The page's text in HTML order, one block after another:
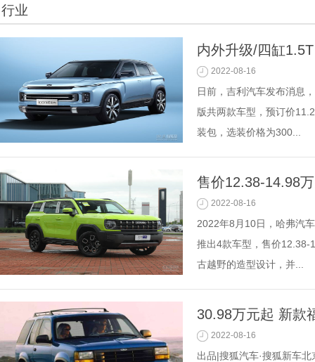
行业
内外升级/四缸
2022-08-16
日前，吉利汽车发布消息
版共两款车型，预订价
装包，选装价格为300...
售价12.38-14.98
2022-08-16
2022年8月10日，哈弗汽
推出4款车型，售价12.38-
古越野的造型设计，并...
30.98万元起 新款
2022-08-16
出品|搜狐汽车·搜狐新车